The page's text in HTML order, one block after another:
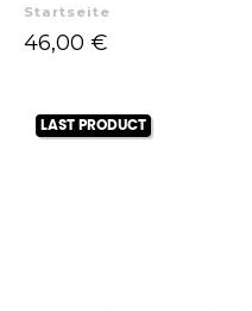
Startseite
Preis
46,00 €
LAST PRODUCT